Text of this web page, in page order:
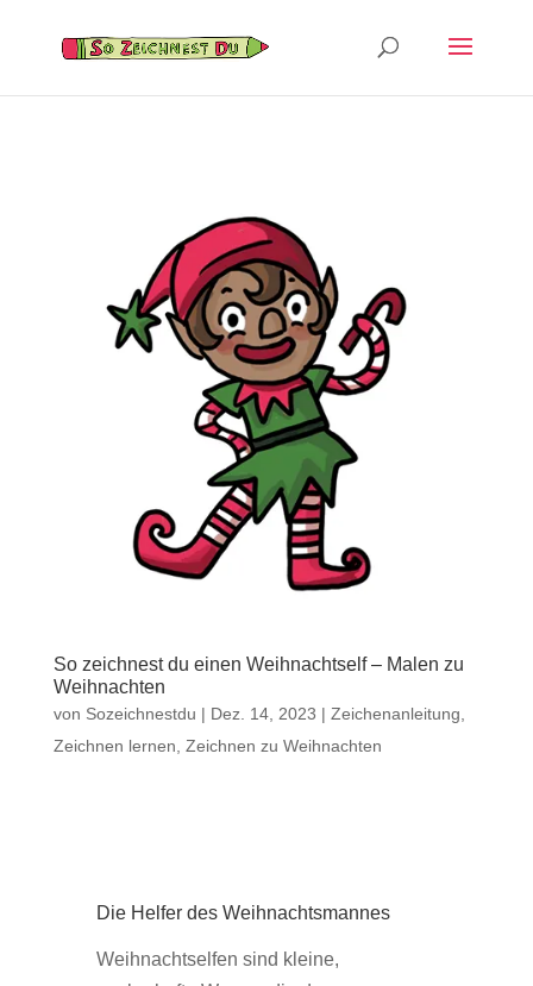
So zeichnest du einen Weihnachtself – Malen zu
Weihnachten
von Sozeichnestdu | Dez. 14, 2023 | Zeichenanleitung
Zeichnen lernen Zeichnen zu Weihnachten
Die Helfer des Weihnachtsmannes
Weihnachtselfen sind kleine,